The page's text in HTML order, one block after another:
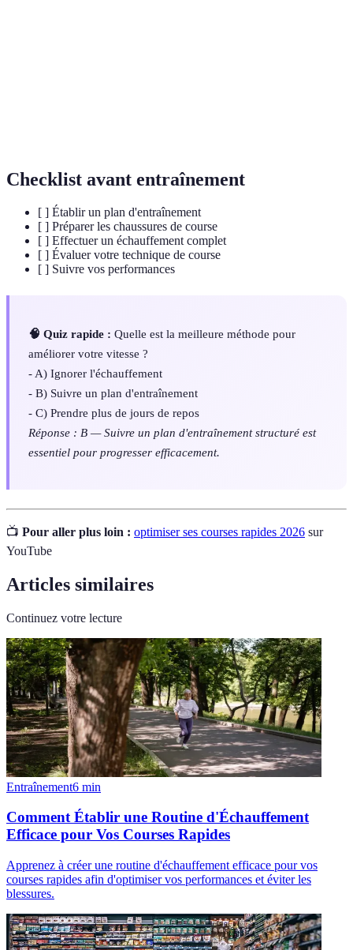
Checklist avant entraînement
[ ] Établir un plan d'entraînement
[ ] Préparer les chaussures de course
[ ] Effectuer un échauffement complet
[ ] Évaluer votre technique de course
[ ] Suivre vos performances
🧠 Quiz rapide : Quelle est la meilleure méthode pour
améliorer votre vitesse ?
- A) Ignorer l'échauffement
- B) Suivre un plan d'entraînement
- C) Prendre plus de jours de repos
Réponse : B — Suivre un plan d'entraînement structuré est
essentiel pour progresser efficacement.
📺 Pour aller plus loin : optimiser ses courses rapides 2026 sur
YouTube
Articles similaires
Continuez votre lecture
Entraînement6 min
Comment Établir une Routine d'Échauffement
Efficace pour Vos Courses Rapides
Apprenez à créer une routine d'échauffement efficace pour vos
courses rapides afin d'optimiser vos performances et éviter les
blessures.